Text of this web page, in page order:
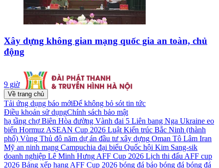
Xây dựng không gian mạng quốc gia an toàn, chủ
động
9 giờ
Về trang chủ
Tải ứng dụng báo mớiĐể không bỏ sót tin tức
Điều khoản sử dụngChính sách bảo mật
hạ tầng chợ Biên Hòa đường Vành đai 5 Liên bang Nga Ukraine eo
biển Hormuz ASEAN Cup 2026 Luật Kiến trúc Bắc Ninh (thành
phố) Vùng Thủ đô năm dự án đầu tư xây dựng Oman Tô Lâm Iran
Mỹ an ninh mạng Campuchia đại biểu Quốc hội Kim Sang-sik
doanh nghiệp Lê Minh Hưng AFF Cup 2026 Lịch thi đấu AFF cup
2026 Bảng xếp hạng AFF Cup 2026 bóng đá báo bóng đá bóng đá